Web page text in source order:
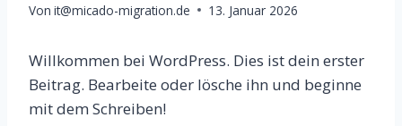
Von it@micado-migration.de 13. Januar 2026
Willkommen bei WordPress. Dies ist dein erster
Beitrag. Bearbeite oder lösche ihn und beginne
mit dem Schreiben!